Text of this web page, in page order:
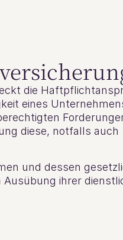
die
eines
diese, notfalls auch
und dessen
ihrer